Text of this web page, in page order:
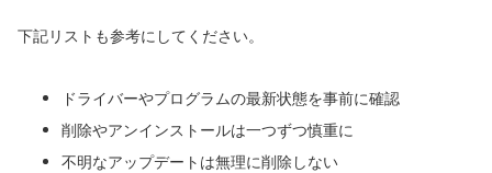
下記リストも参考にしてください。
ドライバーやプログラムの最新状態を事前に確認
削除やアンインストールは一つずつ慎重に
不明なアップデートは無理に削除しない